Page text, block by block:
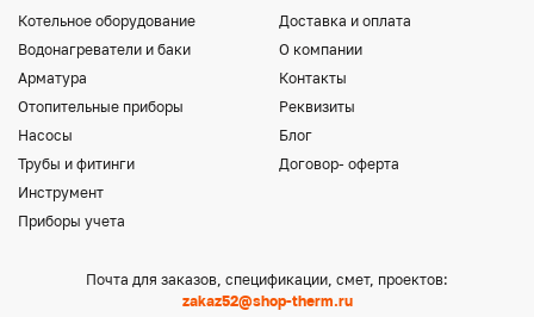
Котельное оборудование
Водонагреватели и баки
Арматура
Отопительные приборы
Насосы
Трубы и фитинги
Инструмент
Приборы учета
Доставка и оплата
О компании
Контакты
Реквизиты
Блог
Договор- оферта
Почта для заказов, спецификации, смет, проектов:
zakaz52@shop-therm.ru